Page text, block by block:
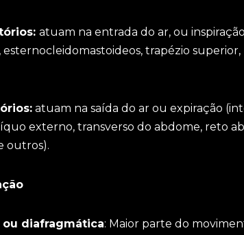
atuam na entrada do ar, ou
esternocleidomastoideos, trapézio
atuam na saída do ar ou expiração
externo, transverso do abdome, reto
outros).
ou diafragmática: Maior parte do